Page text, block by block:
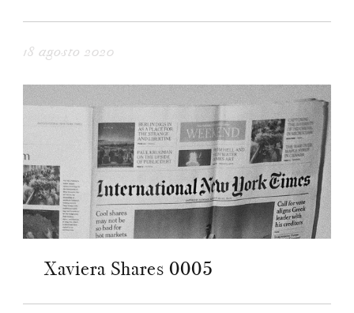
18 agosto 2020
Xaviera Shares 0005